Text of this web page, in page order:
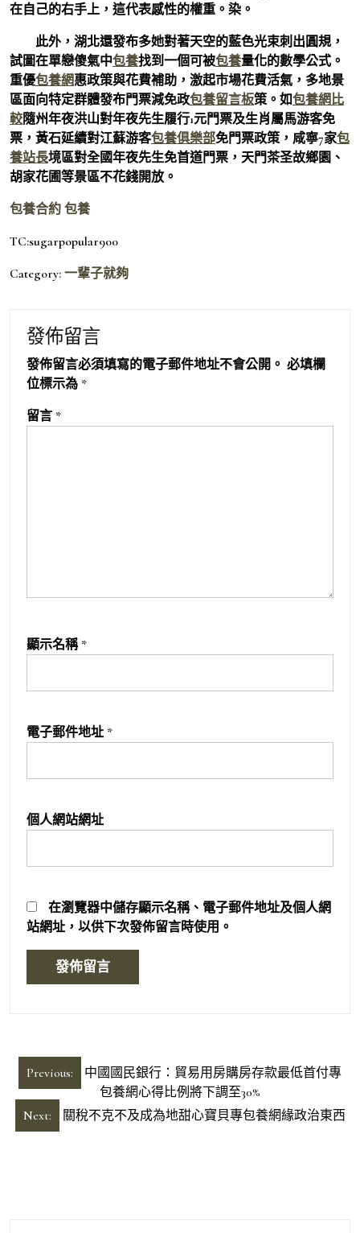
在自己的右手上，這代表感性的權重。染。
此外，湖北還發布多她對著天空的藍色光束刺出圓規，
試圖在單戀傻氣中包養找到一個可被包養量化的數學公式。
重優包養網惠政策與花費補助，激起市場花費活氣，多地景
區面向特定群體發布門票減免政包養留言板策。如包養網比
較隨州年夜洪山對年夜先生履行1元門票及生肖屬馬游客免
票，黃石延續對江蘇游客包養俱樂部免門票政策，咸寧7家包
養站長境區對全國年夜先生免首道門票，天門茶圣故鄉園、
胡家花圃等景區不花錢開放。
包養合約 包養
TC:sugarpopular900
Category: 一輩子就夠
發佈留言
發佈留言必須填寫的電子郵件地址不會公開。 必填欄
位標示為 *
留言 *
顯示名稱 *
電子郵件地址 *
個人網站網址
在瀏覽器中儲存顯示名稱、電子郵件地址及個人網
站網址，以供下次發佈留言時使用。
文
章
導
Previous:
中國國民銀行：貿易用房購房存款最低首付專
包養網心得比例將下調至30%
Next:
關稅不克不及成為地甜心寶貝專包養網緣政治東西